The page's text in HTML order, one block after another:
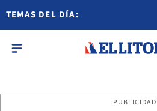
TEMAS DEL DÍA:
PUBLICIDAD